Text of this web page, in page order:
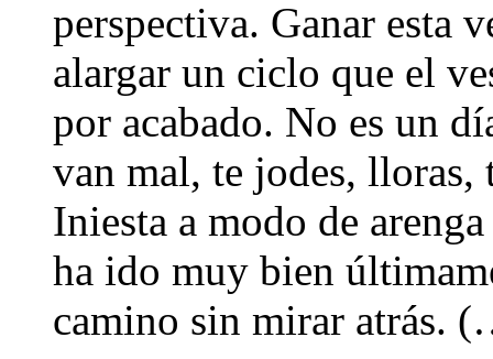
perspectiva. Ganar esta
alargar un ciclo que el
por acabado. No es un
van mal, te jodes, lloras,
Iniesta a modo de
ha ido muy bien
camino sin mirar atrás.